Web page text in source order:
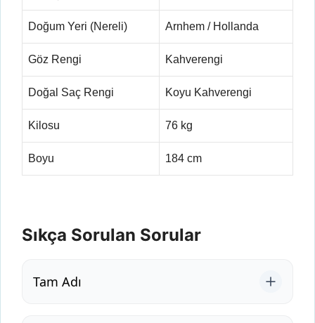
Doğum Yeri (Nereli) Arnhem / Hollanda
Göz Rengi Kahverengi
Doğal Saç Rengi Koyu Kahverengi
Kilosu 76 kg
Boyu 184 cm
Sıkça Sorulan Sorular
Tam Adı